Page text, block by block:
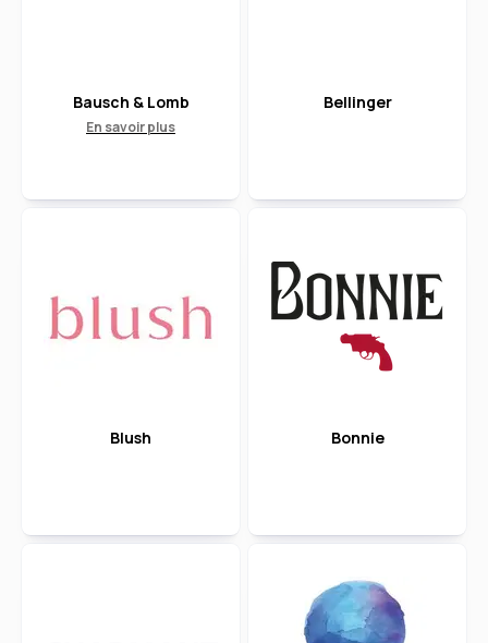
Bausch & Lomb
En savoir plus
Bellinger
Blush Bonnie